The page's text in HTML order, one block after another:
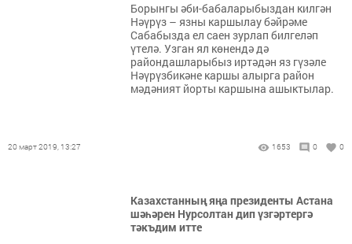
Борынгы әби-бабаларыбыздан килгән
Нәүрүз – язны каршылау бәйрәме
Сабабызда ел саен зурлап билгеләп
үтелә. Узган ял көнендә дә
райондашларыбыз иртәдән яз гүзәле
Нәүрүзбикәне каршы алырга район
мәдәният йорты каршына ашыктылар.
20 март 2019, 13:27 1653 0 0
Казахстанның яңа президенты Астана
шәһәрен Нурсолтан дип үзгәртергә
тәкъдим итте